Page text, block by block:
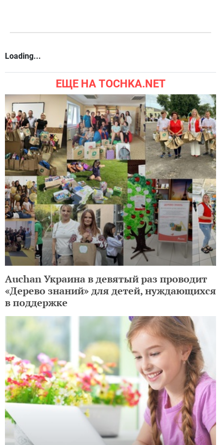
Loading...
ЕЩЕ НА TOCHKA.NET
Auchan Украина в девятый раз проводит
«Дерево знаний» для детей, нуждающихся
в поддержке